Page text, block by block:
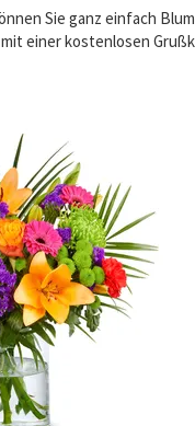
Sie ganz einfach
einer kostenlosen